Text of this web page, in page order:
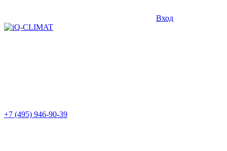
Вход
+7 (495) 946-90-39